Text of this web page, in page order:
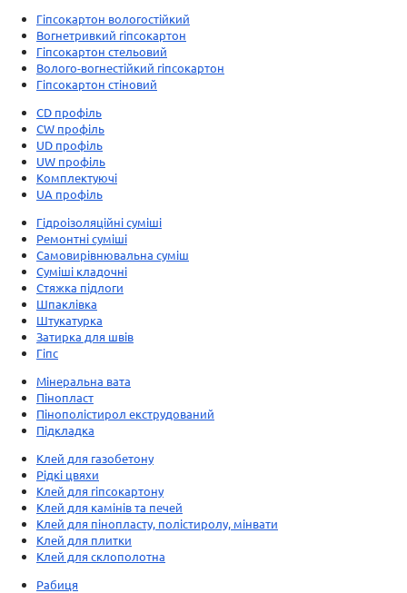
Гіпсокартон вологостійкий
Вогнетривкий гіпсокартон
Гіпсокартон стельовий
Волого-вогнестійкий гіпсокартон
Гіпсокартон стіновий
CD профіль
CW профіль
UD профіль
UW профіль
Комплектуючі
UA профіль
Гідроізоляційні суміші
Ремонтні суміші
Самовирівнювальна суміш
Суміші кладочні
Стяжка підлоги
Шпаклівка
Штукатурка
Затирка для швів
Гіпс
Мінеральна вата
Пінопласт
Пінополістирол екструдований
Підкладка
Клей для газобетону
Рідкі цвяхи
Клей для гіпсокартону
Клей для камінів та печей
Клей для пінопласту, полістиролу, мінвати
Клей для плитки
Клей для склополотна
Рабиця